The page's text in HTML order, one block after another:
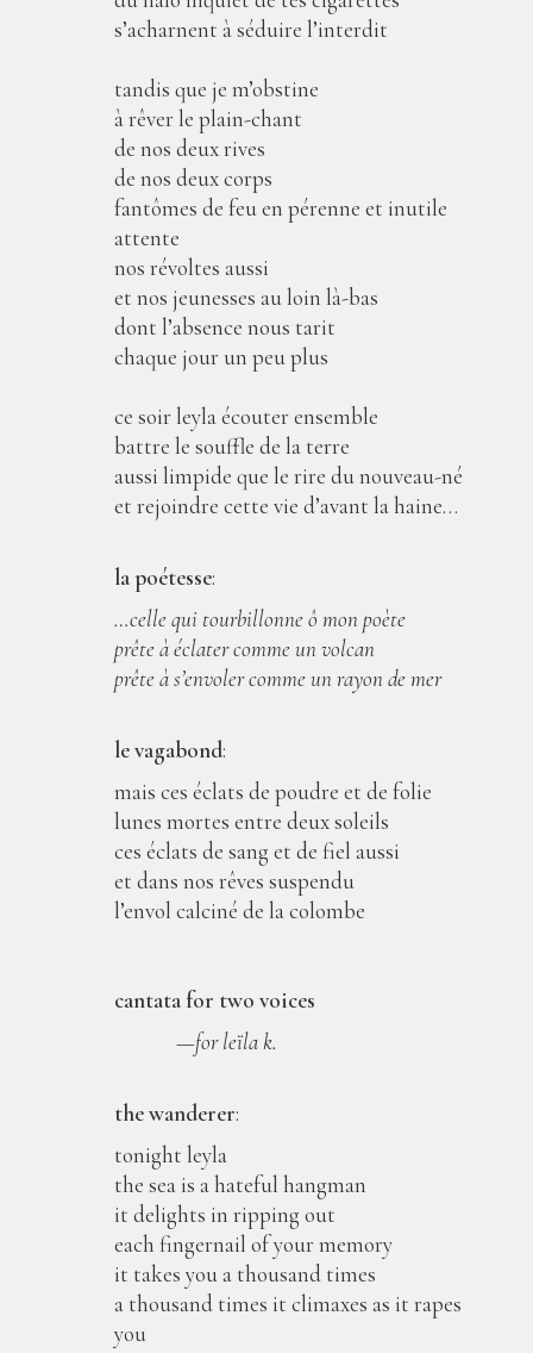
s’acharnent à séduire l’interdit
tandis que je m’obstine
à rêver le plain-chant
de nos deux rives
de nos deux corps
fantômes de feu en pérenne et inutile
attente
nos révoltes aussi
et nos jeunesses au loin là-bas
dont l’absence nous tarit
chaque jour un peu plus
ce soir leyla écouter ensemble
battre le souffle de la terre
aussi limpide que le rire du nouveau-né
et rejoindre cette vie d’avant la haine…
la poétesse:
…celle qui tourbillonne ô mon poète
prête à éclater comme un volcan
prête à s’envoler comme un rayon de mer
le vagabond:
mais ces éclats de poudre et de folie
lunes mortes entre deux soleils
ces éclats de sang et de fiel aussi
et dans nos rêves suspendu
l’envol calciné de la colombe
cantata for two voices
—for leїla k.
the wanderer:
tonight leyla
the sea is a hateful hangman
it delights in ripping out
each fingernail of your memory
it takes you a thousand times
a thousand times it climaxes as it rapes
you